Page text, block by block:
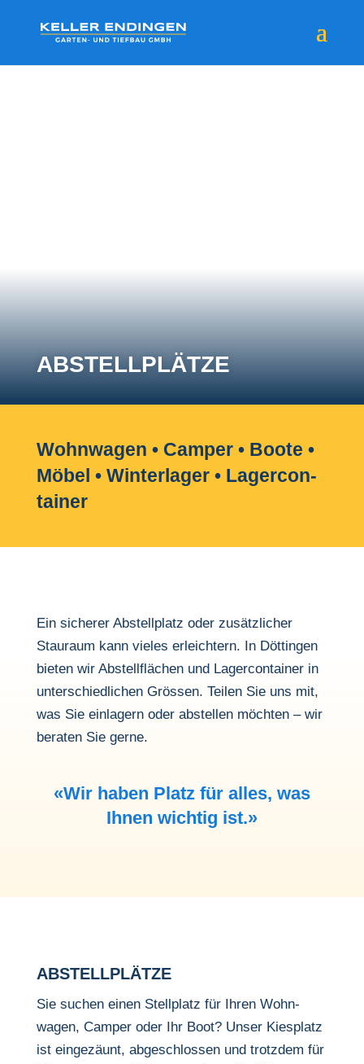
ABSTELL­PLÄTZE
Wohn­wagen • Camper • Boote •
Möbel • Winter­lager • Lager­con­
tainer
Ein sicherer Abstell­platz oder zusätz­li­cher
Stau­raum kann vieles erleich­tern. In Döttingen
bieten wir Abstell­flä­chen und Lager­con­tainer in
unter­schied­li­chen Grössen. Teilen Sie uns mit,
was Sie einla­gern oder abstellen möchten – wir
beraten Sie gerne.
«Wir haben Platz für alles, was
Ihnen wichtig ist.»
ABSTELL­PLÄTZE
Sie suchen einen Stell­platz für Ihren Wohn­
wagen, Camper oder Ihr Boot? Unser Kies­platz
ist einge­zäunt, abge­schlossen und trotzdem für